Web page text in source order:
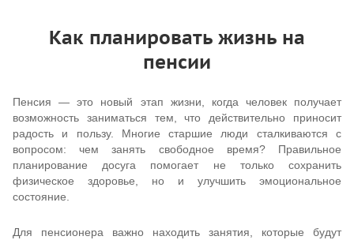
Как планировать жизнь на
пенсии
Пенсия — это новый этап жизни, когда человек получает
возможность заниматься тем, что действительно приносит
радость и пользу. Многие старшие люди сталкиваются с
вопросом: чем занять свободное время? Правильное
планирование досуга помогает не только сохранить
физическое здоровье, но и улучшить эмоциональное
состояние.
Для пенсионера важно находить занятия, которые будут